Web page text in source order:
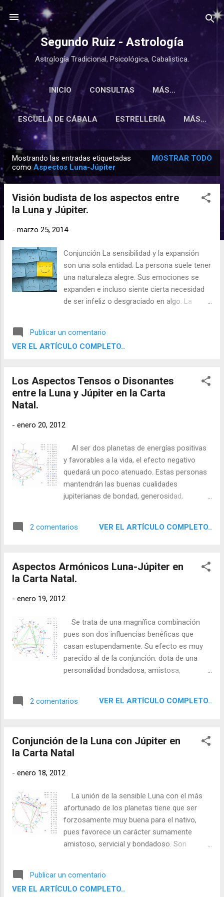
Ir al contenido principal
Segundo Ruiz - Astrología
Astrología Tradicional, Psicológica, Cabalistica.
INICIO CONSULTAS MÁS…
ESCUELA DE CÁBALA ESTRELLERÍA MÁS…
n
Mostrando las entradas etiquetadas
comoAspectos Luna-Júpiter
MOSTRAR TODO
Visión budista de los aspectos entre
la Luna y Júpiter.
- marzo 25, 2014
Conjunción La sensibilidad y la expansión
son una sola entidad. La persona suele tener
una naturaleza alegre. Sus emociones se
expanden e incluso siente cierta necesidad
de ser infeliz o desgraciado en algo. La
esta persona tiene muchas amistades
femeninas. El lado negativo de este aspecto
euforia y optimismo que surge
constantemente.
Publicar un comentario
VER EL ARTÍCULO COMPLETO..
Los Aspectos Tensos o Disonantes
entre la Luna y Júpiter en la Carta
Natal.
- enero 20, 2012
Al ser dos planetas de energías positivas
y favorables a la vida, el efecto negativo
quedará un poco atenuado. Estas personas
mantendrán las buenas cualidades
jupiterianas de bondad, generosidad,
pueden alcanzar el éxito para luego
inquietos, negligentes, descuidados o
autocomplacientes. Pueden mostrarse un
optimismo los llevara a creer que las cosas
placeres de manera desmedida, sobre todo
a los de la mesa. Son dados a hacer
grandes promesas que muchas veces luego
no cumplen, tienen propensión a actitudes
extravagantes, exageradas u ostentosas.
adecuado espiritualmente, cayendo en la
2 comentarios VER EL ARTÍCULO COMPLETO..
Aspectos Armónicos Luna-Júpiter en
la Carta Natal.
- enero 19, 2012
Se trata de una magnífica combinación
pues son dos influencias benéficas que
casan estupendamente. Su efecto es muy
parecido al de la conjunción: dota de una
personalidad bondadosa, amistosa,
sentimiento y sincero deseo de ayudar a sus
lado más positivo. Tienen fe en Dios o en
algo superior que los protege y da sentido a
gran facilidad de contacto con la gente.
poderosos. De su positiva personalidad
emana un gran magnetismo que influye
sobre sus semejantes. Les gustan la
naturaleza y los animales. Tienen suerte en
éxito en el extranjero. Afortunados
asimismo en el matrimonio, construyen un
2 comentarios VER EL ARTÍCULO COMPLETO..
Conjunción de la Luna con Júpiter en
la Carta Natal
- enero 18, 2012
La unión de la sensible Luna con el más
afortunado de los planetas tiene que ser
forzosamente muy buena para el nativo,
pues favorece un carácter sumamente
amistoso, servicial y bondadoso. Son
por los que las rodean. Generosos, altruistas
y caritativos, estos nativos tienen sinceros
Publicar un comentario
VER EL ARTÍCULO COMPLETO..